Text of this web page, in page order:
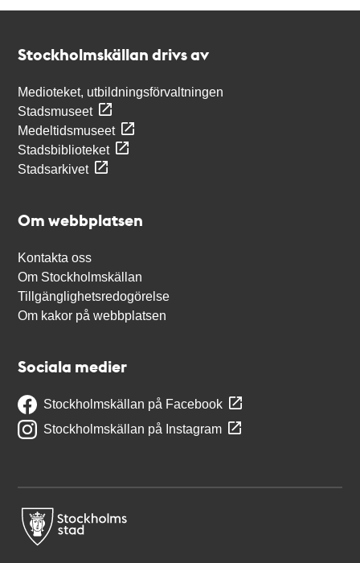
Stockholmskällan drivs av
Medioteket, utbildningsförvaltningen
Stadsmuseet
Medeltidsmuseet
Stadsbiblioteket
Stadsarkivet
Om webbplatsen
Kontakta oss
Om Stockholmskällan
Tillgänglighetsredogörelse
Om kakor på webbplatsen
Sociala medier
Stockholmskällan på Facebook
Stockholmskällan på Instagram